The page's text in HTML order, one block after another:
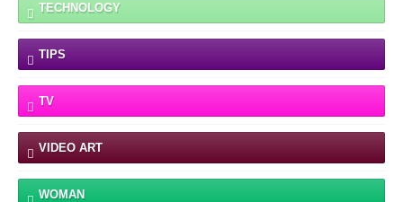
TECHNOLOGY
TIPS
TV
VIDEO ART
WOMAN